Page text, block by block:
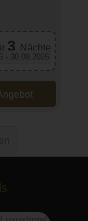
3 Nächte
- 30.09.2026